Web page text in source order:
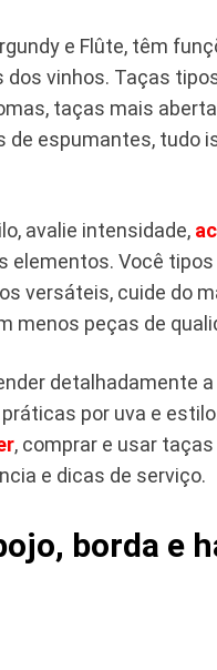
e Flûte, têm
vinhos. Taças
taças mais
espumantes, tudo
avalie intensidade,
Você
versáteis, cuide do
menos peças de
detalhadamente
por uva e
, comprar e usar
e dicas de serviço.
borda e